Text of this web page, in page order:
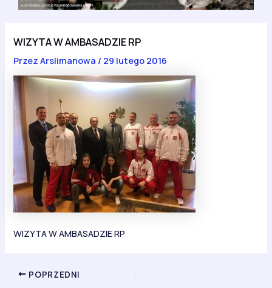
WIZYTA W AMBASADZIE RP
PrzezArslimanowa / 29 lutego 2016
WIZYTA W AMBASADZIE RP
POPRZEDNI